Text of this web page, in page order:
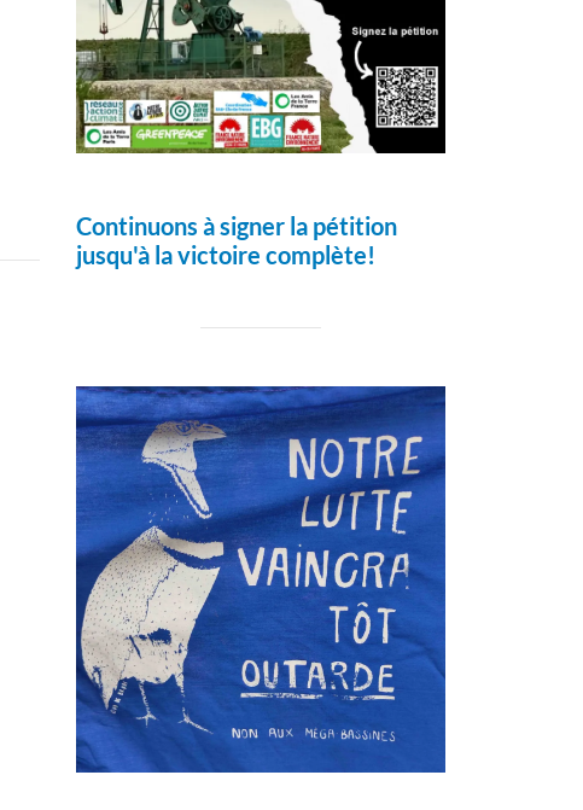
Continuons à signer la pétition
jusqu'à la victoire complète!